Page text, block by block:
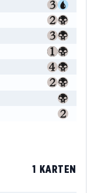
1 KARTEN